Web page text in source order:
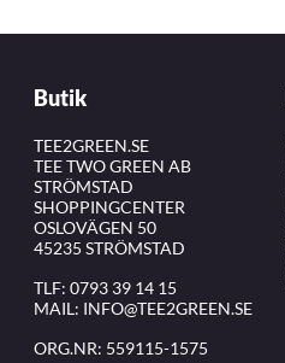
Butik
TEE2GREEN.SE
TEE TWO GREEN AB
STRÖMSTAD
SHOPPINGCENTER
OSLOVÄGEN 50
45235 STRÖMSTAD
TLF: 0793 39 14 15
MAIL: INFO@TEE2GREEN.SE
ORG.NR: 559115-1575